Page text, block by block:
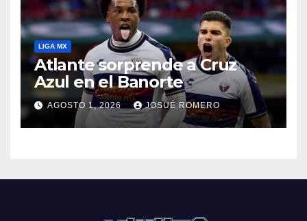
LIGA MX
Atlante sorprende a Cruz
Azul en el Banorte
AGOSTO 1, 2026 JOSUÉ ROMERO